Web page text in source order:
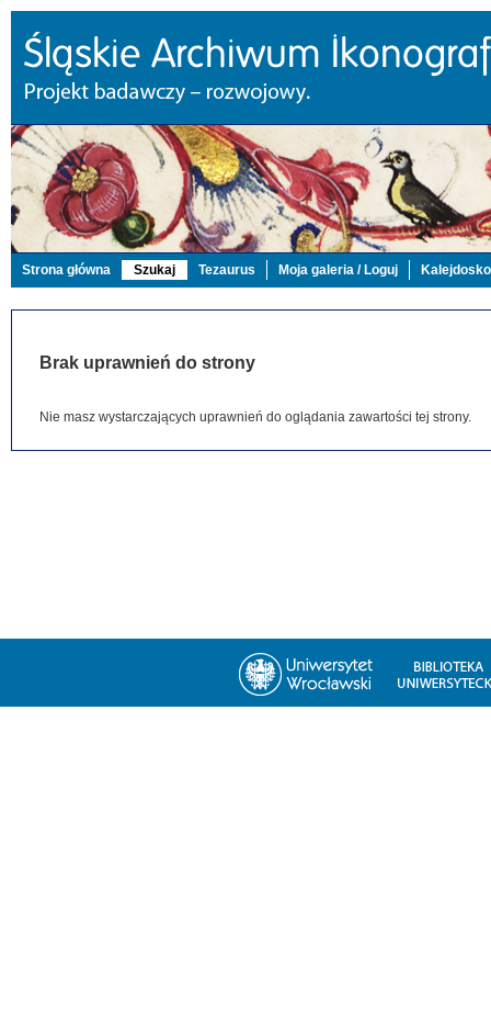
Strona główna Szukaj Tezaurus Moja galeria / Loguj
Brak uprawnień do strony
Nie masz wystarczających uprawnień do oglądania zawartości tej strony.